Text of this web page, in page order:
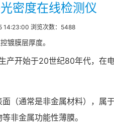
密度在线检测仪
14:23:00 浏览次数：5488
镀膜层厚度。
开始于20世纪80年代，在
（通常是非金属材料），属
非金属功能性薄膜。